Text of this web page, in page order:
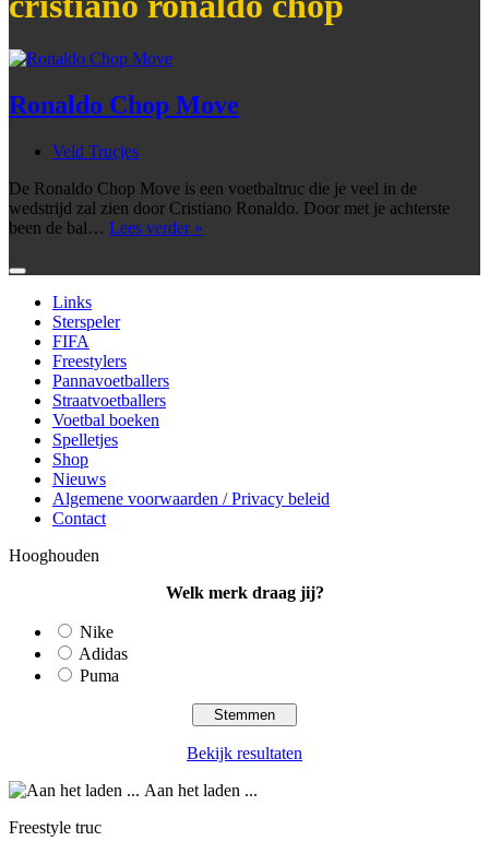
Ronaldo Chop Move
Veld Trucjes
De Ronaldo Chop Move is een voetbaltruc die je veel in de
wedstrijd zal zien door Cristiano Ronaldo. Door met je achterste
been de bal… Lees verder »
Links
Sterspeler
FIFA
Freestylers
Pannavoetballers
Straatvoetballers
Voetbal boeken
Spelletjes
Shop
Nieuws
Algemene voorwaarden / Privacy beleid
Contact
Hooghouden
Welk merk draag jij?
Nike
Adidas
Puma
Bekijk resultaten
Aan het laden ...
Freestyle truc